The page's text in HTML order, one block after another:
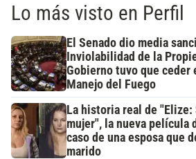
Lo más visto en Perfil
El Senado dio media
Inviolabilidad de la
Gobierno tuvo que ceder
Manejo del Fuego
La historia real de "Elize:
mujer", la nueva película
caso de una esposa que
marido